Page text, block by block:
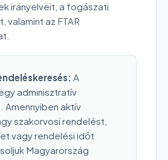
irányelveit, a fogászati
valamint az FTAR
A
adminisztratív
Amennyiben aktív
szakorvosi rendelést,
vagy rendelési időt
Magyarország